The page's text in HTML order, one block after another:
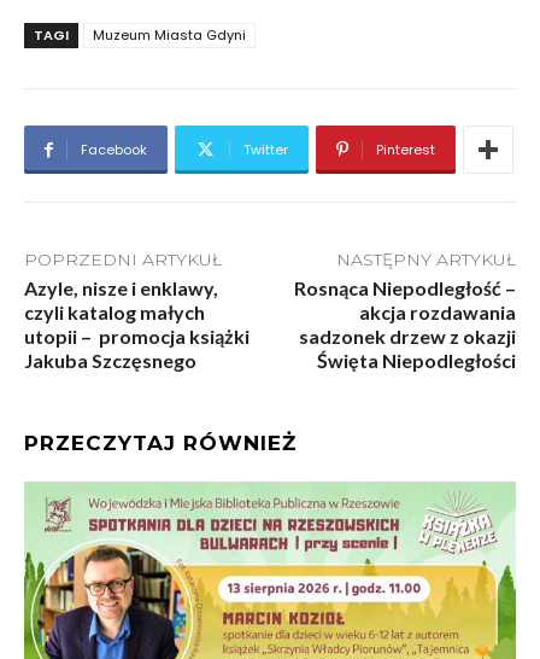
TAGI Muzeum Miasta Gdyni
Facebook Twitter Pinterest
POPRZEDNI ARTYKUŁ
Azyle, nisze i enklawy,
czyli katalog małych
utopii – promocja książki
Jakuba Szczęsnego
NASTĘPNY ARTYKUŁ
Rosnąca Niepodległość –
akcja rozdawania
sadzonek drzew z okazji
Święta Niepodległości
PRZECZYTAJ RÓWNIEŻ